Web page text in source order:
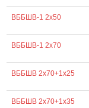
ВББШВ-1 2х50
ВББШВ-1 2х70
ВББШВ 2х70+1х25
ВББШВ 2х70+1х35